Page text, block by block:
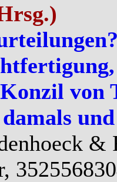
von
&